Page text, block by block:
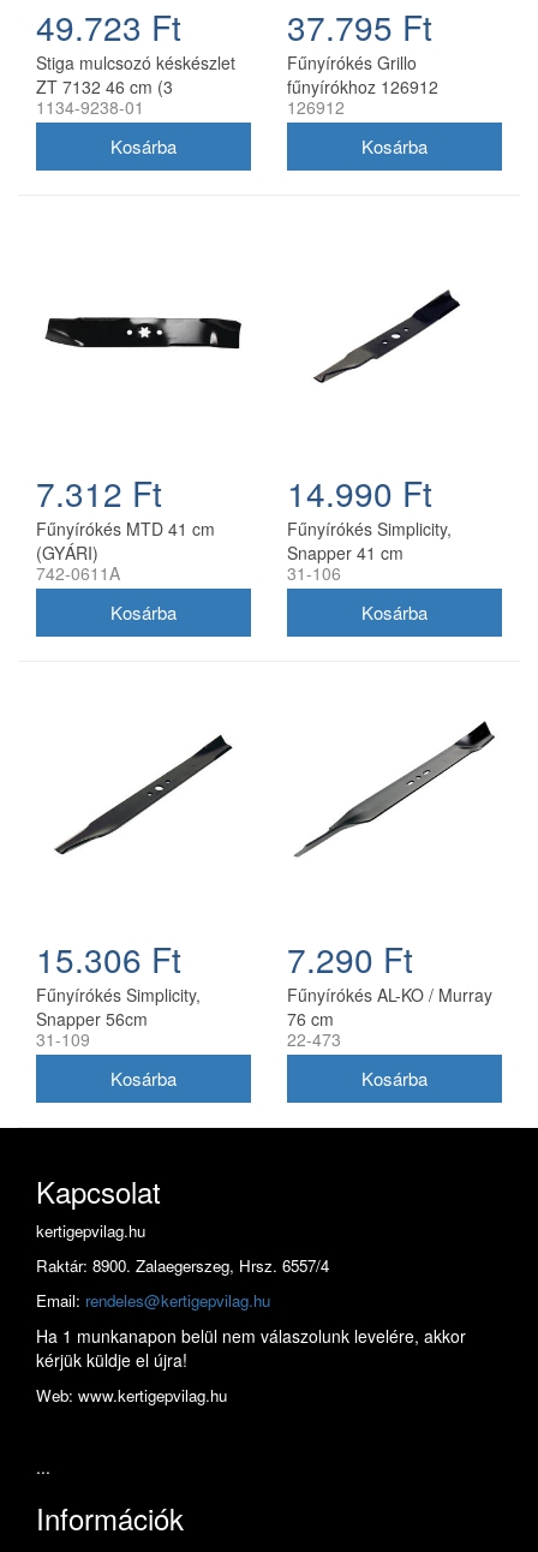
49.723 Ft
Stiga mulcsozó késkészlet
ZT 7132 46 cm (3
db/csomag) 1134-9238-01
1134-9238-01
37.795 Ft
Fűnyírókés Grillo
fűnyírókhoz 126912
126912
7.312 Ft
Fűnyírókés MTD 41 cm
(GYÁRI)
742-0611A
14.990 Ft
Fűnyírókés Simplicity,
Snapper 41 cm
(1704856SM)
31-106
15.306 Ft
Fűnyírókés Simplicity,
Snapper 56cm
(1716695ASM)
31-109
7.290 Ft
Fűnyírókés AL-KO / Murray
76 cm
22-473
Kapcsolat
kertigepvilag.hu
Raktár: 8900. Zalaegerszeg, Hrsz. 6557/4
Email: rendeles@kertigepvilag.hu
Ha 1 munkanapon belül nem válaszolunk levelére, akkor
kérjük küldje el újra!
Web: www.kertigepvilag.hu
...
Információk